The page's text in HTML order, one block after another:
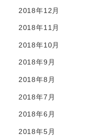
2018年12月
2018年11月
2018年10月
2018年9月
2018年8月
2018年7月
2018年6月
2018年5月